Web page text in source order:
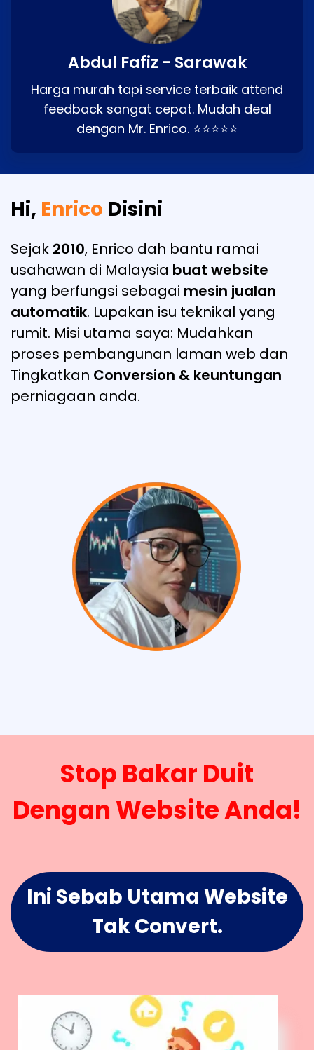
Abdul Fafiz - Sarawak
Harga murah tapi service terbaik attend
feedback sangat cepat. Mudah deal
dengan Mr. Enrico. ⭐⭐⭐⭐⭐
Hi, Enrico Disini
Sejak 2010, Enrico dah bantu ramai
usahawan di Malaysia buat website
yang berfungsi sebagai mesin jualan
automatik. Lupakan isu teknikal yang
rumit. Misi utama saya: Mudahkan
proses pembangunan laman web dan
Tingkatkan Conversion & keuntungan
perniagaan anda.
Stop Bakar Duit
Dengan Website Anda!
Ini Sebab Utama Website
Tak Convert.